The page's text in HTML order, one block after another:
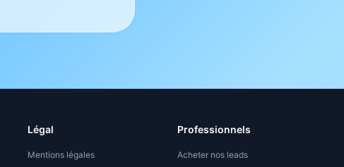
Légal
Mentions légales
Professionnels
Acheter nos leads